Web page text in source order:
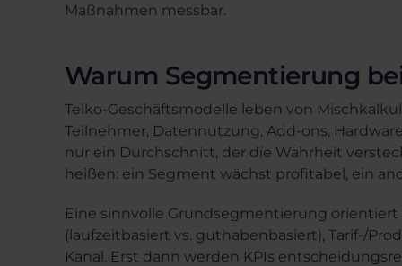
Maßnahmen messbar.
Warum Segmentierung
Telko-Geschäftsmodelle leben von
Teilnehmer, Datennutzung, Add-ons,
nur ein Durchschnitt, der die Wahrheit
heißen: ein Segment wächst profitabel, ein
Eine sinnvolle Grundsegmentierung
(laufzeitbasiert vs. guthabenbasiert), Tarif-/
Kanal. Erst dann werden KPIs